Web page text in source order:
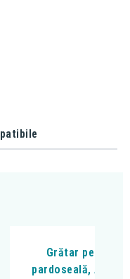
Grătar pentru
pardoseală,